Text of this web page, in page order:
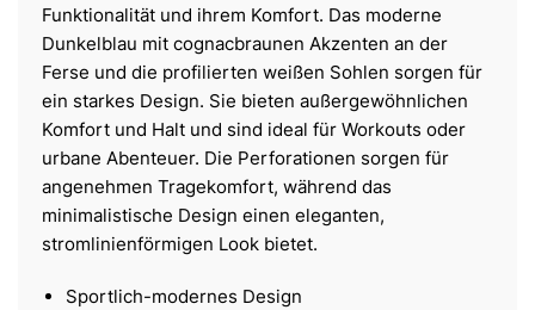
Funktionalität und ihrem Komfort. Das moderne
Dunkelblau mit cognacbraunen Akzenten an der
Ferse und die profilierten weißen Sohlen sorgen für
ein starkes Design. Sie bieten außergewöhnlichen
Komfort und Halt und sind ideal für Workouts oder
urbane Abenteuer. Die Perforationen sorgen für
angenehmen Tragekomfort, während das
minimalistische Design einen eleganten,
stromlinienförmigen Look bietet.
Sportlich-modernes Design